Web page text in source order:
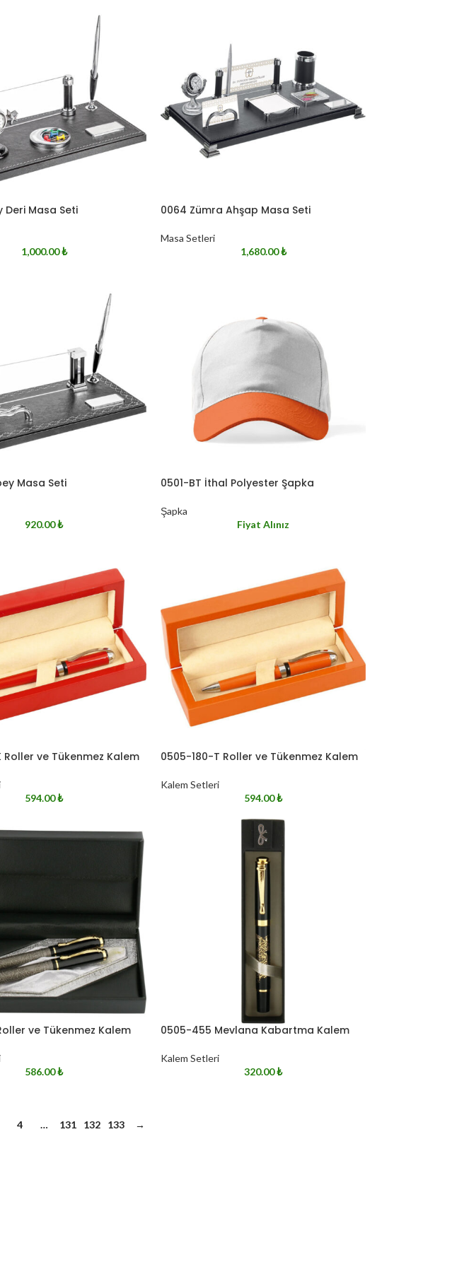
Deri Masa Seti
1,000.00₺
0064 Zümra Ahşap Masa Seti
Masa Setleri
1,680.00₺
Masa Seti
920.00₺
0501-BT İthal Polyester Şapka
Şapka
Fiyat Alınız
Roller ve Tükenmez Kalem
594.00₺
0505-180-T Roller ve Tükenmez Kalem
Kalem Setleri
594.00₺
ve Tükenmez Kalem
586.00₺
0505-455 Mevlana Kabartma Kalem
Kalem Setleri
320.00₺
4 … 131 132 133 →